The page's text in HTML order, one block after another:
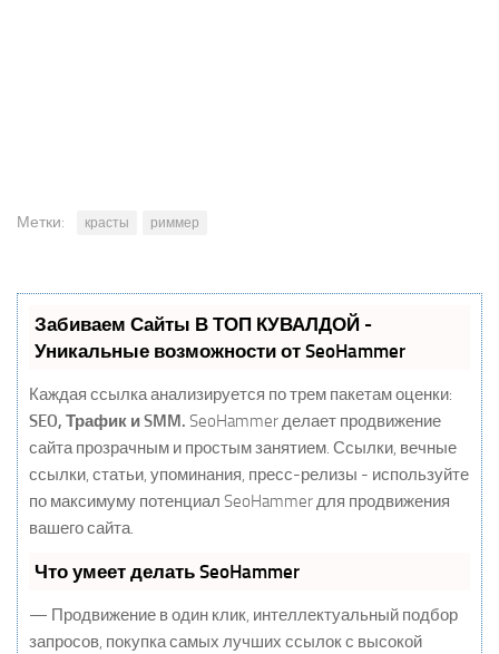
Метки: красты риммер
Забиваем Сайты В ТОП КУВАЛДОЙ -
Уникальные возможности от SeoHammer
Каждая ссылка анализируется по трем пакетам оценки:
SEO, Трафик и SMM. SeoHammer делает продвижение
сайта прозрачным и простым занятием. Ссылки, вечные
ссылки, статьи, упоминания, пресс-релизы - используйте
по максимуму потенциал SeoHammer для продвижения
вашего сайта.
Что умеет делать SeoHammer
— Продвижение в один клик, интеллектуальный подбор
запросов, покупка самых лучших ссылок с высокой